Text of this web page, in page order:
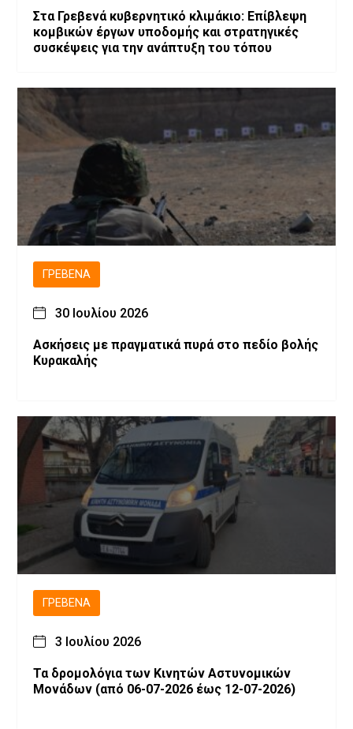
Στα Γρεβενά κυβερνητικό κλιμάκιο: Επίβλεψη
κομβικών έργων υποδομής και στρατηγικές
συσκέψεις για την ανάπτυξη του τόπου
ΓΡΕΒΕΝΆ
30 Ιουλίου 2026
Ασκήσεις με πραγματικά πυρά στο πεδίο βολής
Κυρακαλής
ΓΡΕΒΕΝΆ
3 Ιουλίου 2026
Τα δρομολόγια των Κινητών Αστυνομικών
Μονάδων (από 06-07-2026 έως 12-07-2026)